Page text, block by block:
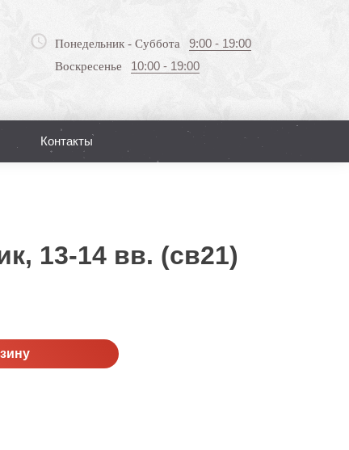
Понедельник - Суббота 9:00 - 19:00
Воскресенье 10:00 - 19:00
Контакты
13-14 вв. (св21)